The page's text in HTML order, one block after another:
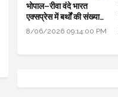
भोपाल–रीवा वंदे भारत
एक्सप्रेस में बर्थों की संख्या
डबल से ज्यादा हुई
8/06/2026 09:14:00 PM